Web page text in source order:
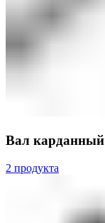
Вал карданный
2 продукта